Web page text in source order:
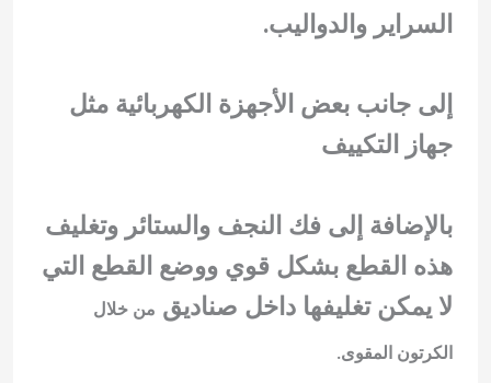
السراير والدواليب.
إلى جانب بعض الأجهزة الكهربائية مثل
جهاز التكييف
بالإضافة إلى فك النجف والستائر وتغليف
هذه القطع بشكل قوي ووضع القطع التي
لا يمكن تغليفها داخل صناديق من خلال
الكرتون المقوى.